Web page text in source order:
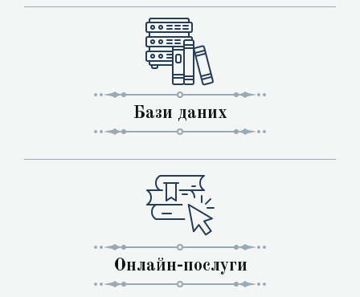
Бази даних
Онлайн-послуги